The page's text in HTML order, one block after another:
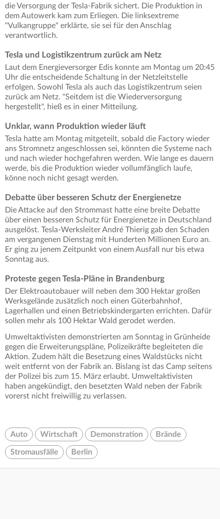
die Versorgung der Tesla-Fabrik sichert. Die Produktion in
dem Autowerk kam zum Erliegen. Die linksextreme
"Vulkangruppe" erklärte, sie sei für den Anschlag
verantwortlich.
Tesla und Logistikzentrum zurück am Netz
Laut dem Energieversorger Edis konnte am Montag um 20:45
Uhr die entscheidende Schaltung in der Netzleitstelle
erfolgen. Sowohl Tesla als auch das Logistikzentrum seien
zurück am Netz. "Seitdem ist die Wiederversorgung
hergestellt", hieß es in einer Mitteilung.
Unklar, wann Produktion wieder läuft
Tesla hatte am Montag mitgeteilt, sobald die Factory wieder
ans Stromnetz angeschlossen sei, könnten die Systeme nach
und nach wieder hochgefahren werden. Wie lange es dauern
werde, bis die Produktion wieder vollumfänglich laufe,
könne noch nicht gesagt werden.
Debatte über besseren Schutz der Energienetze
Die Attacke auf den Strommast hatte eine breite Debatte
über einen besseren Schutz für Energienetze in Deutschland
ausgelöst. Tesla-Werksleiter André Thierig gab den Schaden
am vergangenen Dienstag mit Hunderten Millionen Euro an.
Er ging zu jenem Zeitpunkt von einem Ausfall nur bis etwa
Sonntag aus.
Proteste gegen Tesla-Pläne in Brandenburg
Der Elektroautobauer will neben dem 300 Hektar großen
Werksgelände zusätzlich noch einen Güterbahnhof,
Lagerhallen und einen Betriebskindergarten errichten. Dafür
sollen mehr als 100 Hektar Wald gerodet werden.
Umweltaktivisten demonstrierten am Sonntag in Grünheide
gegen die Erweiterungspläne, Polizeikräfte begleiteten die
Aktion. Zudem hält die Besetzung eines Waldstücks nicht
weit entfernt von der Fabrik an. Bislang ist das Camp seitens
der Polizei bis zum 15. März erlaubt. Umweltaktivisten
haben angekündigt, den besetzten Wald neben der Fabrik
vorerst nicht freiwillig zu verlassen.
Auto Wirtschaft Demonstration Brände
Stromausfälle Berlin